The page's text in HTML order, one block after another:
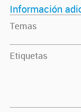
Información
Temas
Etiquetas